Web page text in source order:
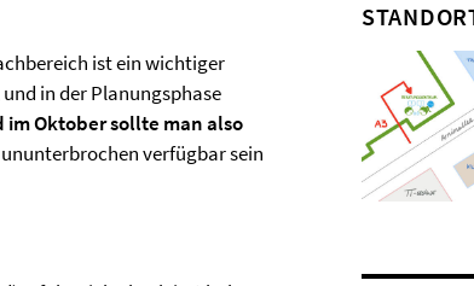
ist ein wichtiger
in der Planungsphase
im Oktober sollte man also
verfügbar sein